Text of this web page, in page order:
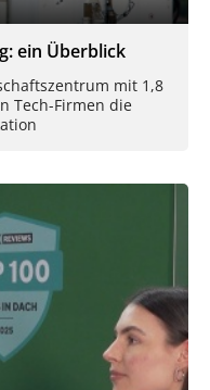
ein Überblick
mit 1,8
Tech-Firmen die